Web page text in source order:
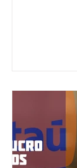
negociação
cláusulas
minuta, e
funcionários
apresente